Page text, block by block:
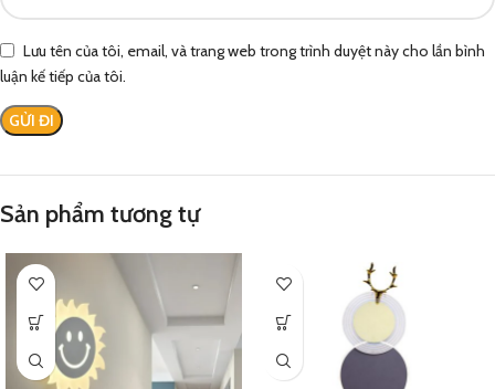
Lưu tên của tôi, email, và trang web trong trình duyệt này cho lần bình
luận kế tiếp của tôi.
Sản phẩm tương tự